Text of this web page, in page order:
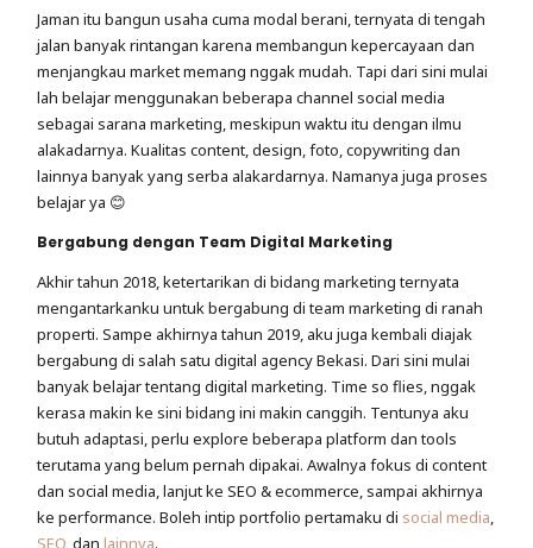
Jaman itu bangun usaha cuma modal berani, ternyata di tengah
jalan banyak rintangan karena membangun kepercayaan dan
menjangkau market memang nggak mudah. Tapi dari sini mulai
lah belajar menggunakan beberapa channel social media
sebagai sarana marketing, meskipun waktu itu dengan ilmu
alakadarnya. Kualitas content, design, foto, copywriting dan
lainnya banyak yang serba alakardarnya. Namanya juga proses
belajar ya 😊
Bergabung dengan Team Digital Marketing
Akhir tahun 2018, ketertarikan di bidang marketing ternyata
mengantarkanku untuk bergabung di team marketing di ranah
properti. Sampe akhirnya tahun 2019, aku juga kembali diajak
bergabung di salah satu digital agency Bekasi. Dari sini mulai
banyak belajar tentang digital marketing. Time so flies, nggak
kerasa makin ke sini bidang ini makin canggih. Tentunya aku
butuh adaptasi, perlu explore beberapa platform dan tools
terutama yang belum pernah dipakai. Awalnya fokus di content
dan social media, lanjut ke SEO & ecommerce, sampai akhirnya
ke performance. Boleh intip portfolio pertamaku di social media,
SEO, danlainnya.